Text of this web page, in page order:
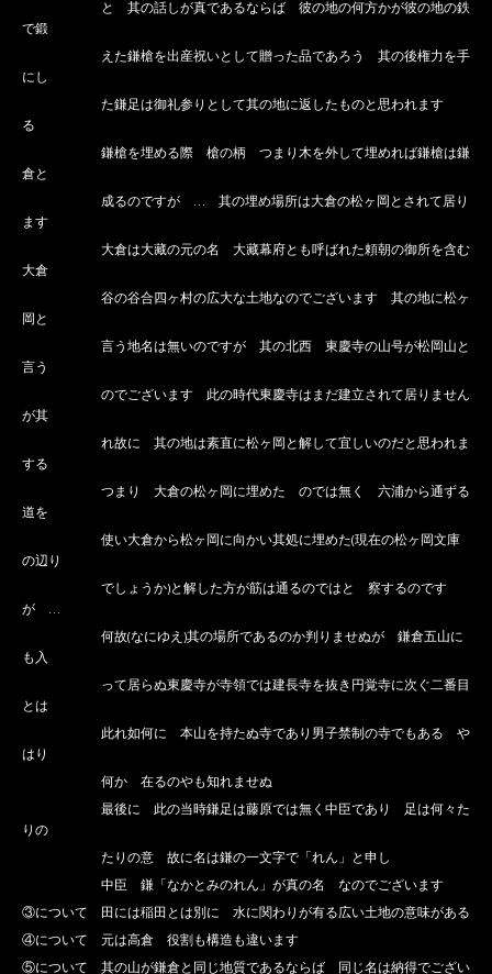
と 其の話しが真であるならば 彼の地の何方かが彼の地の鉄
で鍛
えた鎌槍を出産祝いとして贈った品であろう 其の後権力を手
にし
た鎌足は御礼参りとして其の地に返したものと思われます
る
鎌槍を埋める際 槍の柄 つまり木を外して埋めれば鎌槍は鎌
倉と
成るのですが … 其の埋め場所は大倉の松ヶ岡とされて居り
ます
大倉は大藏の元の名 大藏幕府とも呼ばれた頼朝の御所を含む
大倉
谷の谷合四ヶ村の広大な土地なのでございます 其の地に松ヶ
岡と
言う地名は無いのですが 其の北西 東慶寺の山号が松岡山と
言う
のでございます 此の時代東慶寺はまだ建立されて居りません
が其
れ故に 其の地は素直に松ヶ岡と解して宜しいのだと思われま
する
つまり 大倉の松ヶ岡に埋めた のでは無く 六浦から通ずる
道を
使い大倉から松ヶ岡に向かい其処に埋めた(現在の松ヶ岡文庫
の辺り
でしょうか)と解した方が筋は通るのではと 察するのです
が …
何故(なにゆえ)其の場所であるのか判りませぬが 鎌倉五山に
も入
って居らぬ東慶寺が寺領では建長寺を抜き円覚寺に次ぐ二番目
とは
此れ如何に 本山を持たぬ寺であり男子禁制の寺でもある や
はり
何か 在るのやも知れませぬ
最後に 此の当時鎌足は藤原では無く中臣であり 足は何々た
りの
たりの意 故に名は鎌の一文字で「れん」と申し
中臣 鎌「なかとみのれん」が真の名 なのでございます
③について 田には稲田とは別に 水に関わりが有る広い土地の意味がある
④について 元は高倉 役割も構造も違います
⑤について 其の山が鎌倉と同じ地質であるならば 同じ名は納得でござい